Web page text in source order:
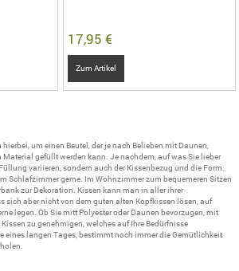
17,95 €
Zum Artikel
um einen Beutel, der je nach Belieben mit Daunen,
Material gefüllt werden kann. Je nachdem, auf was Sie lieber
variieren, sondern auch der Kissenbezug und die Form.
Schlafzimmer gerne. Im Wohnzimmer zum bequemeren Sitzen
zur Dekoration. Kissen kann man in aller ihrer
sich aber nicht von dem guten alten Kopfkissen lösen, auf
legen. Ob Sie mitt Polyester oder Daunen bevorzugen, mit
zu genehmigen, welches auf Ihre Bedürfnisse
eines langen Tages, bestimmt noch immer die Gemütlichkeit